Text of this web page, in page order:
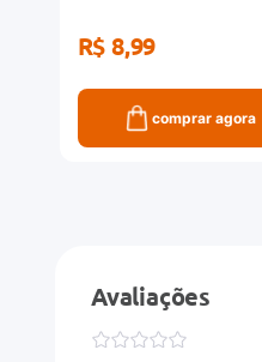
R$ 8,99
comprar agora
Avaliações